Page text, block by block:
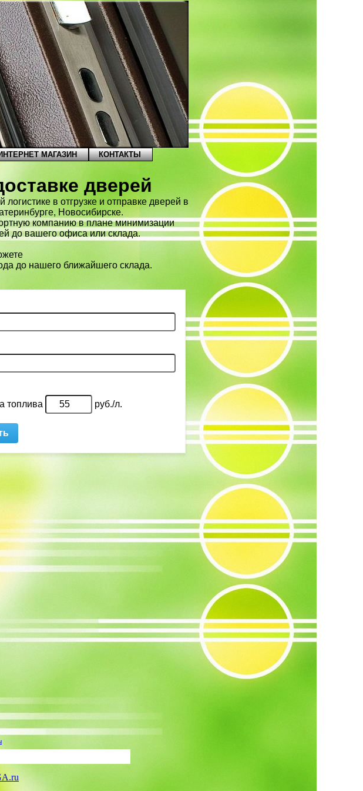
дверей
в отгрузке и отправке дверей в
Новосибирске.
компанию в плане минимизации
до вашего офиса или склада.
до нашего ближайшего склада.
МАГАЗИН КОНТАКТЫ